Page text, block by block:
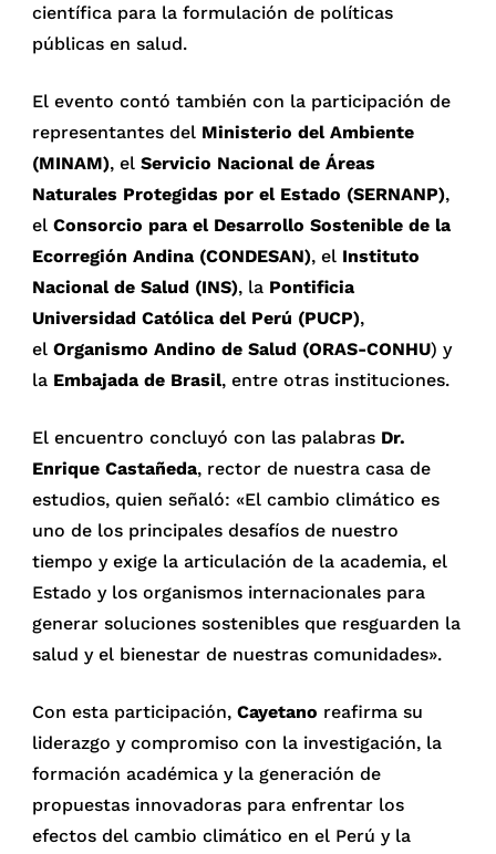
científica para la formulación de políticas
públicas en salud.
El evento contó también con la participación de
representantes del Ministerio del Ambiente
(MINAM), elServicio Nacional de Áreas
Naturales Protegidas por el Estado (SERNANP),
elConsorcio para el Desarrollo Sostenible de la
Ecorregión Andina (CONDESAN), el Instituto
Nacional de Salud (INS), la Pontificia
Universidad Católica del Perú (PUCP),
elOrganismo Andino de Salud (ORAS-CONHU) y
la Embajada de Brasil, entre otras instituciones.
El encuentro concluyó con las palabras Dr.
Enrique Castañeda, rector de nuestra casa de
estudios, quien señaló: «El cambio climático es
uno de los principales desafíos de nuestro
tiempo y exige la articulación de la academia, el
Estado y los organismos internacionales para
generar soluciones sostenibles que resguarden la
salud y el bienestar de nuestras comunidades».
Con esta participación,Cayetano reafirma su
liderazgo y compromiso con la investigación, la
formación académica y la generación de
propuestas innovadoras para enfrentar los
efectos del cambio climático en el Perú y la